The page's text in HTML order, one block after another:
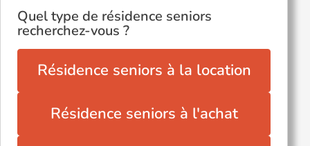
Quel type de résidence seniors
recherchez-vous ?
Résidence seniors à la location
Résidence seniors à l'achat